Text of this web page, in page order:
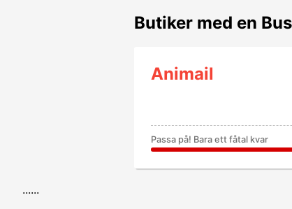
Butiker med en
Animail
Passa på! Bara ett fåtal kvar
......